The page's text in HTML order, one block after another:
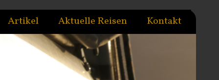
Artikel Aktuelle Reisen Kontakt